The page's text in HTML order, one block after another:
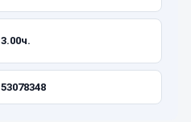
3.00ч.
53078348